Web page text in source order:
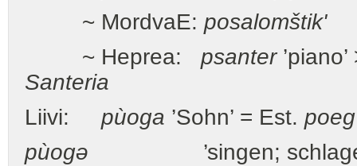
~ MordvaE: posalomštik'
~ Heprea: psanter
Santeria
Liivi: pùoga ’Sohn’ = Est. poeg
pùogə ’singen; schlagen’